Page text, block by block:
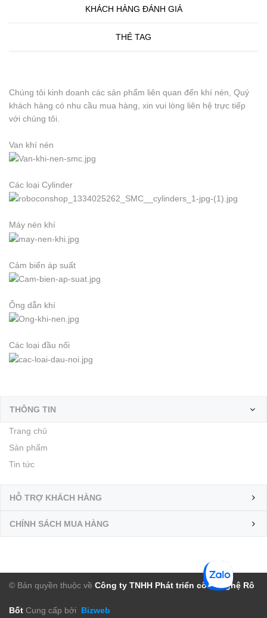
KHÁCH HÀNG ĐÁNH GIÁ
THẺ TAG
Chúng tôi kinh doanh các sản phẩm liên quan đến khí nén, Quý
khách hàng có nhu cầu mua hàng, xin vui lòng liên hệ trực tiếp
với chúng tôi.
Van khí nén
Các loại Cylinder
Máy nén khí
Cảm biến áp suất
Ống dẫn khí
Các loại đầu nối
THÔNG TIN
Trang chủ
Sản phẩm
Tin tức
HỖ TRỢ KHÁCH HÀNG
CHÍNH SÁCH MUA HÀNG
© Bản quyền thuộc về Công ty TNHH Phát triển công nghệ Rô
Bốt Cung cấp bởi Bizweb